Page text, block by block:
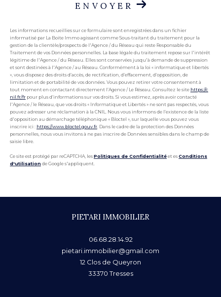
ENVOYER
Les informations recueillies sur ce formulaire sont enregistrées dans un fichier
informatisé par La Boite Immo agissant comme Sous-traitant du traitement pour la
gestion de la clientèle/prospects de l'Agence / du Réseau qui reste Responsable du
Traitement de vos Données personnelles. La base légale du traitement repose sur l'intérêt
légitime de l'Agence / du Réseau. Elles sont conservées jusqu'à demande de suppression
et sont destinées à l'Agence / au Réseau. Conformément à la loi « informatique et libertés
», vous disposez des droits d’accès, de rectification, d’effacement, d’opposition, de
limitation et de portabilité de vos données. Vous pouvez retirer votre consentement à
tout moment en contactant directement l’Agence / Le Réseau. Consultez le site https://c
nil.fr/fr pour plus d’informations sur vos droits. Si vous estimez, après avoir contacté
l'Agence / le Réseau, que vos droits « Informatique et Libertés » ne sont pas respectés, vous
pouvez adresser une réclamation à la CNIL. Nous vous informons de l’existence de la liste
d'opposition au démarchage téléphonique « Bloctel », sur laquelle vous pouvez vous
inscrire ici : https://www.bloctel.gouv.fr. Dans le cadre de la protection des Données
personnelles, nous vous invitons à ne pas inscrire de Données sensibles dans le champ de
saisie libre.
Ce site est protégé par reCAPTCHA, lesPolitiques de Confidentialitéet esConditions
d'utilisationde Google s'appliquent.
PIETARI IMMOBILIER
06.68.28.14.92
pietari.immobilier@gmail.com
12 Clos de Queyron
33370 Tresses